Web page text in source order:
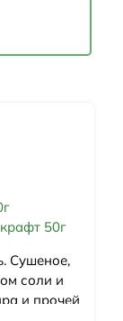
50г
Сушеное,
соли и
и прочей